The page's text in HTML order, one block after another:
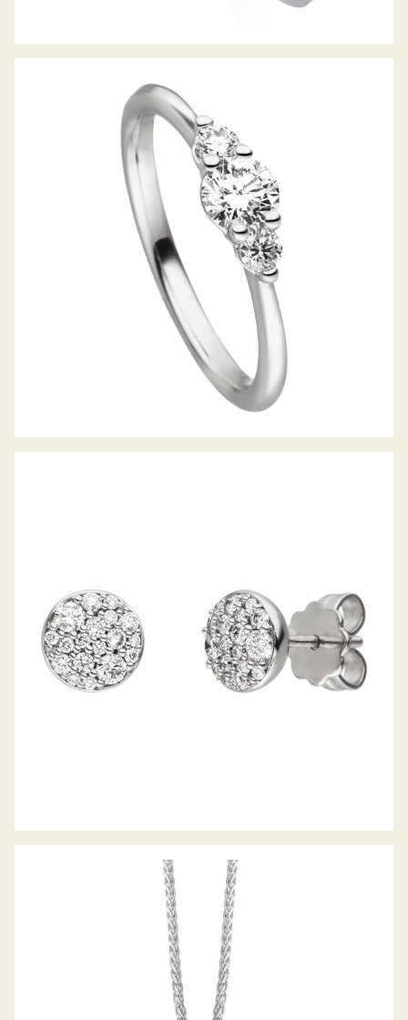
RING DES JAHRES 2021
DIAMANTCOLLIER PICCOLINA